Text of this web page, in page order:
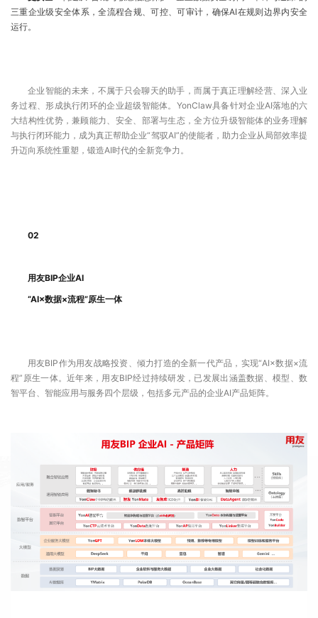
三重企业级安全体系，全流程合规、可控、可审计，确保AI在规则边界内安全
运行。
企业智能的未来，不属于只会聊天的助手，而属于真正理解经营、深入业
务过程、形成执行闭环的企业超级智能体。YonClaw具备针对企业AI落地的六
大结构性优势，兼顾能力、安全、部署与生态，全方位升级智能体的业务理解
与执行闭环能力，成为真正帮助企业“驾驭AI”的使能者，助力企业从局部效率提
升迈向系统性重塑，锻造AI时代的全新竞争力。
02
用友BIP企业AI
“AI×数据×流程”原生一体
用友BIP作为用友战略投资、倾力打造的全新一代产品，实现“AI×数据×流
程”原生一体。近年来，用友BIP经过持续研发，已发展出涵盖数据、模型、数
智平台、智能应用与服务四个层级，包括多元产品的企业AI产品矩阵。